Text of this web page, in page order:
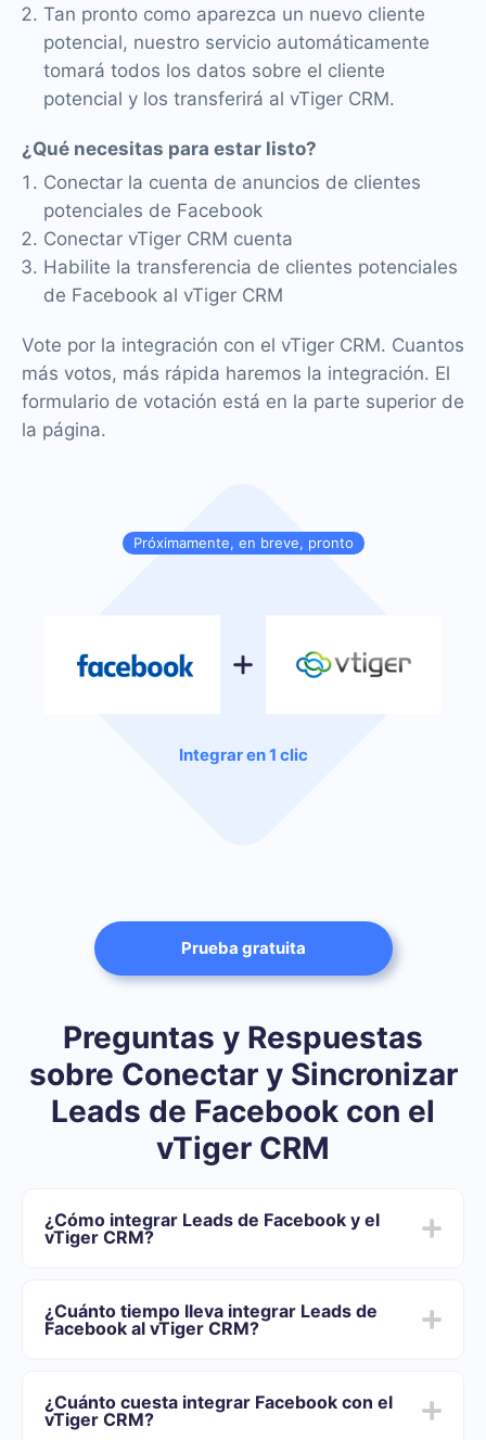
Próximamente, en breve, pronto
Integrar en 1 clic
Tan pronto como aparezca un nuevo cliente
potencial, nuestro servicio automáticamente
tomará todos los datos sobre el cliente
potencial y los transferirá al vTiger CRM.
¿Qué necesitas para estar listo?
Conectar la cuenta de anuncios de clientes
potenciales de Facebook
Conectar vTiger CRM cuenta
Habilite la transferencia de clientes potenciales
de Facebook al vTiger CRM
Vote por la integración con el vTiger CRM. Cuantos
más votos, más rápida haremos la integración. El
formulario de votación está en la parte superior de
la página.
Prueba gratuita
Preguntas y Respuestas
sobre Conectar y Sincronizar
Leads de Facebook con el
vTiger CRM
¿Cómo integrar Leads de Facebook y el
vTiger CRM?
Elija qué datos transferir de Facebook al vTiger CRM
Active la actualización automática
¿Cuánto tiempo lleva integrar Leads de
Facebook al vTiger CRM?
5 y 30 minutos. En promedio, la configuración demora
entre 10 y 15 minutos.
¿Cuánto cuesta integrar Facebook con el
vTiger CRM?